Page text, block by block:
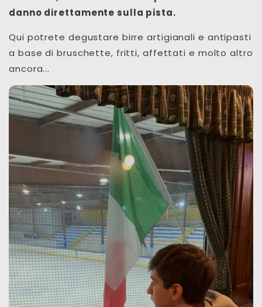
danno direttamente sulla pista.
Qui potrete degustare birre artigianali e antipasti
a base di bruschette, fritti, affettati e molto altro
ancora...